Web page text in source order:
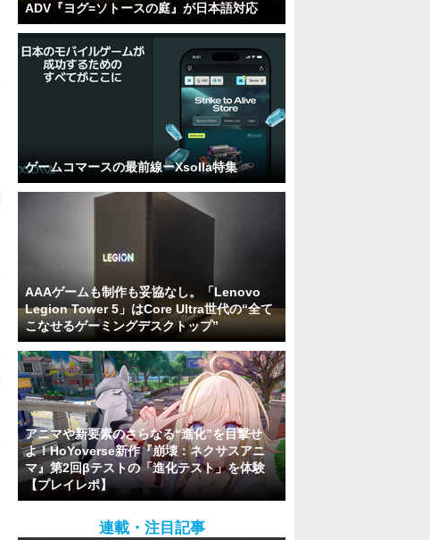
ADV『ヨグ=ソトースの庭』が日本語対応
ゲームコマースの最前線ーXsolla特集
AAAゲームも制作も妥協なし。「Lenovo
Legion Tower 5」はCore Ultra世代の“全て
こなせるゲーミングデスクトップ”
アニマや新要素のさらなる“進化”を目撃せ
よ！HoYoverse新作『崩壊：ネクサスアニ
マ』第2回βテストの「進化テスト」を体験
【プレイレポ】
連載・注目記事